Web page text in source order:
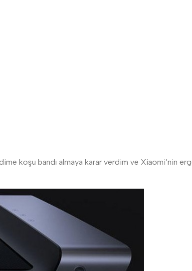
koşu bandı almaya karar verdim ve Xiaomi’nin